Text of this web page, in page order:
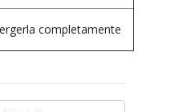
completamente